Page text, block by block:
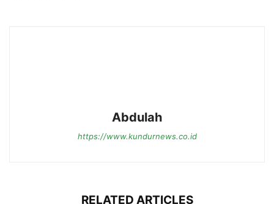
Abdulah
https://www.kundurnews.co.id
RELATED ARTICLES